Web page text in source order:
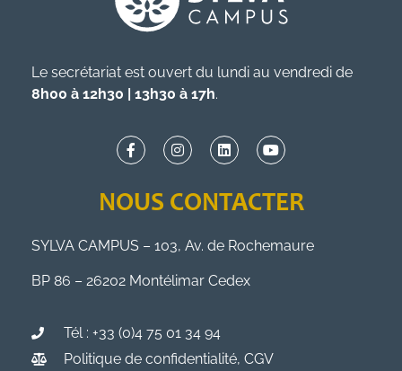
Le secrétariat est ouvert du lundi au vendredi de
8h00 à 12h30 | 13h30 à 17h.
NOUS CONTACTER
SYLVA CAMPUS – 103, Av. de Rochemaure
BP 86 – 26202 Montélimar Cedex
Tél : +33 (0)4 75 01 34 94
Politique de confidentialité, CGV